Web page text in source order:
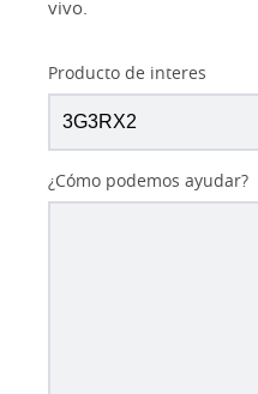
vivo.
Producto de interes
¿Cómo podemos ayudar?